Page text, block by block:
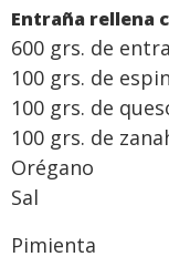
Entraña rellena
600 grs. de
100 grs. de
100 grs. de
100 grs. de
Orégano
Sal
Pimienta